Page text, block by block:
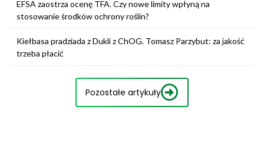
EFSA zaostrza ocenę TFA. Czy nowe limity wpłyną na
stosowanie środków ochrony roślin?
Kiełbasa pradziada z Dukli z ChOG. Tomasz Parzybut: za jakość
trzeba płacić
Pozostałe artykuły